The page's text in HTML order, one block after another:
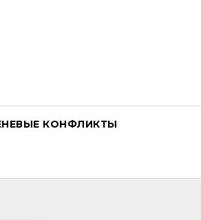
КОНФЛИКТЫ